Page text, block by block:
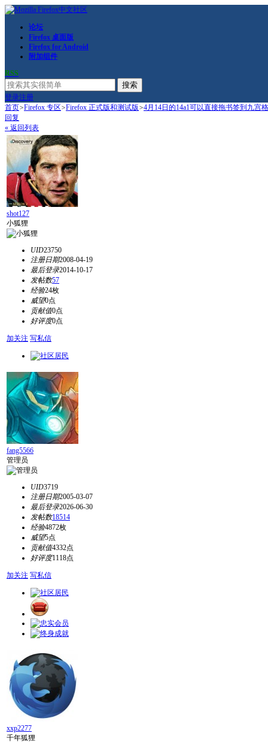
论坛
Firefox 桌面版
Firefox for Android
附加组件
RSS
搜索
登录注册
首页>Firefox 专区>Firefox 正式版和测试版>4月14日的14a1可以直接拖书签到九宫
回复
« 返回列表
shot127
小狐狸
UID23750
注册日期2008-04-19
最后登录2014-10-17
发帖数57
经验24枚
威望0点
贡献值0点
好评度0点
加关注 写私信
fang5566
管理员
UID3719
注册日期2005-03-07
最后登录2026-06-30
发帖数18514
经验4872枚
威望5点
贡献值4332点
好评度1118点
加关注 写私信
xxp2277
千年狐狸